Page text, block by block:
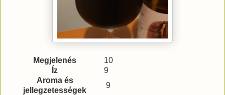
Megjelenés
10
Íz
9
Aroma és
jellegzetességek
9